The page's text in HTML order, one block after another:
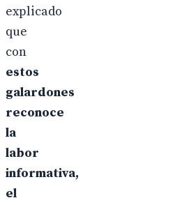
explicado
que
con
estos
galardones
reconoce
la
labor
informativa,
el